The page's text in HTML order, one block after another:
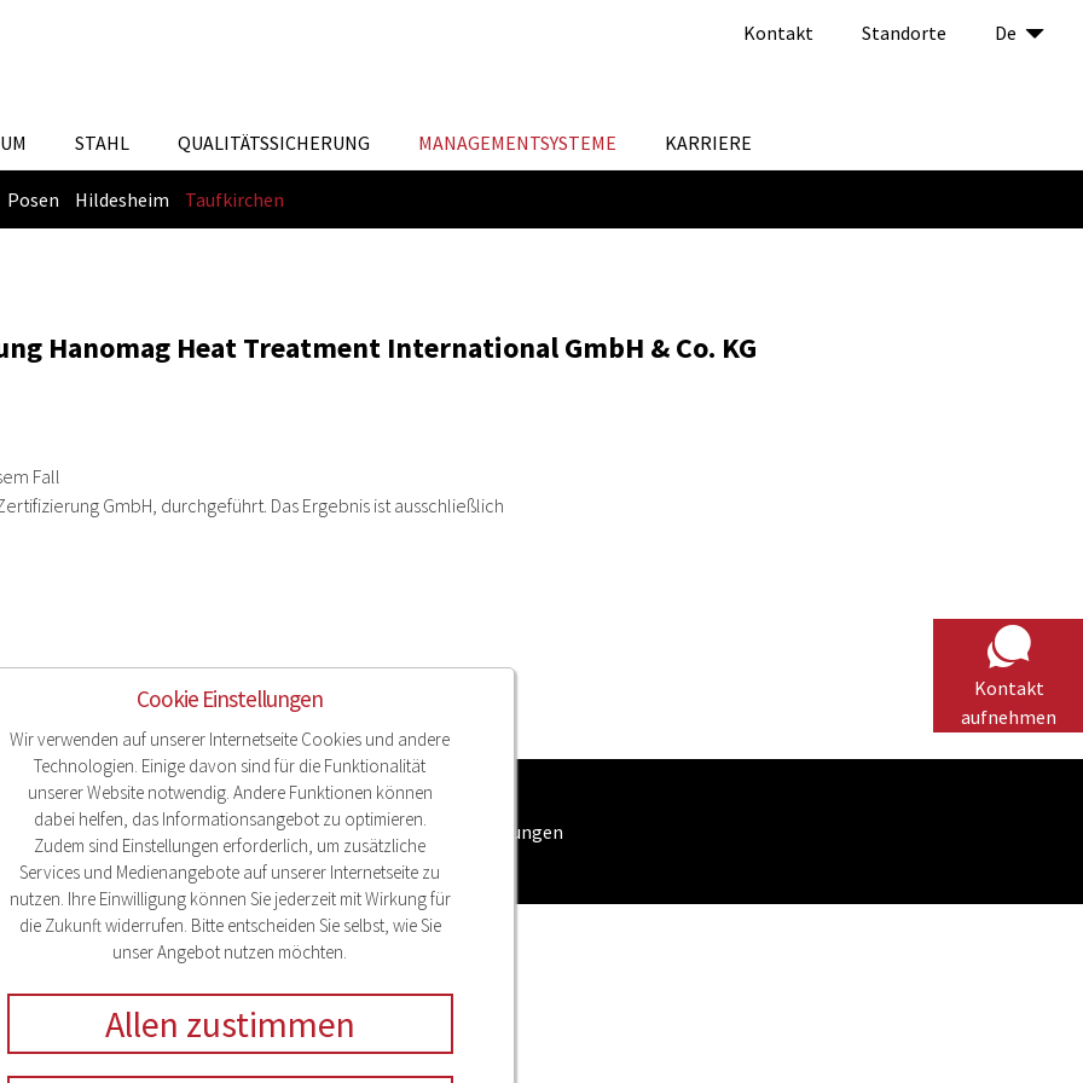
Cookie Einstellungen
Wir verwenden auf unserer Internetseite Cookies und andere
Technologien. Einige davon sind für die Funktionalität
unserer Website notwendig. Andere Funktionen können
dabei helfen, das Informationsangebot zu optimieren.
Zudem sind Einstellungen erforderlich, um zusätzliche
Services und Medienangebote auf unserer Internetseite zu
nutzen. Ihre Einwilligung können Sie jederzeit mit Wirkung für
die Zukunft widerrufen. Bitte entscheiden Sie selbst, wie Sie
unser Angebot nutzen möchten.
Allen zustimmen
STAHL QUALITÄTSSICHERUNG MANAGEMENTSYSTEME KARRIERE
Kontakt Standorte De
Kontakt
aufnehmen
Posen Hildesheim Taufkirchen
Hanomag Heat Treatment International GmbH & Co. KG
Fall
GmbH, durchgeführt. Das Ergebnis ist ausschließlich
Datenschutz Compliance Sitemap Cookieeinstellungen